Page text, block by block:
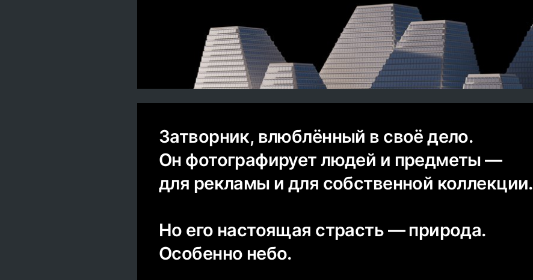
Затворник, влюблённый в своё дело.
Он фотографирует людей и предметы —
для рекламы и для собственной коллекции.
Но его настоящая страсть — природа.
Особенно небо.